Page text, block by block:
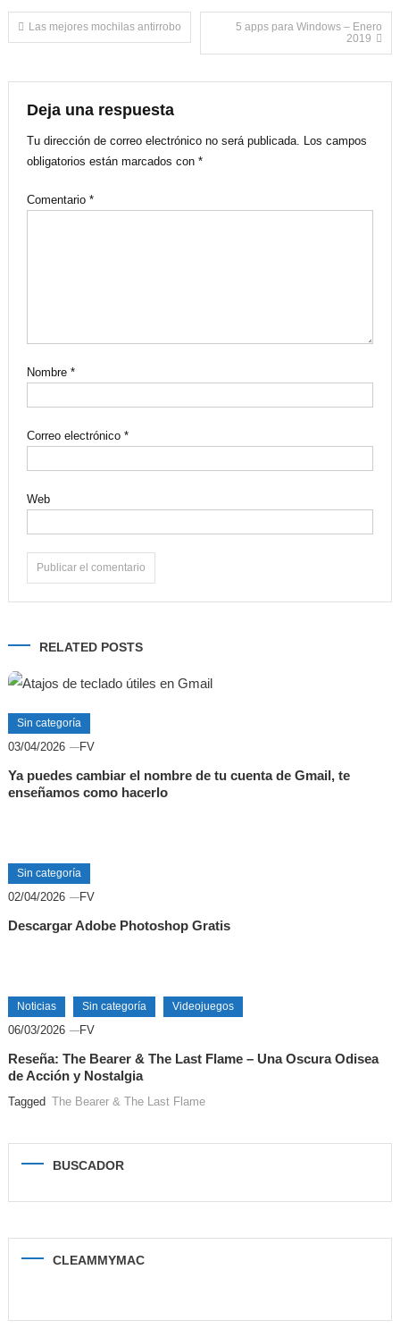
Navegación
entradas
Las mejores mochilas antirrobo
5 apps para Windows – Enero
2019
Deja una respuesta
Tu dirección de correo electrónico no será publicada. Los campos
obligatorios están marcados con *
Comentario *
Nombre *
Correo electrónico *
Web
RELATED POSTS
Sin categoría
03/04/2026 FV
Ya puedes cambiar el nombre de tu cuenta de Gmail, te
enseñamos como hacerlo
Sin categoría
02/04/2026 FV
Descargar Adobe Photoshop Gratis
Noticias Sin categoría Videojuegos
06/03/2026 FV
Reseña: The Bearer & The Last Flame – Una Oscura Odisea
de Acción y Nostalgia
Tagged The Bearer & The Last Flame
BUSCADOR
CLEAMMYMAC